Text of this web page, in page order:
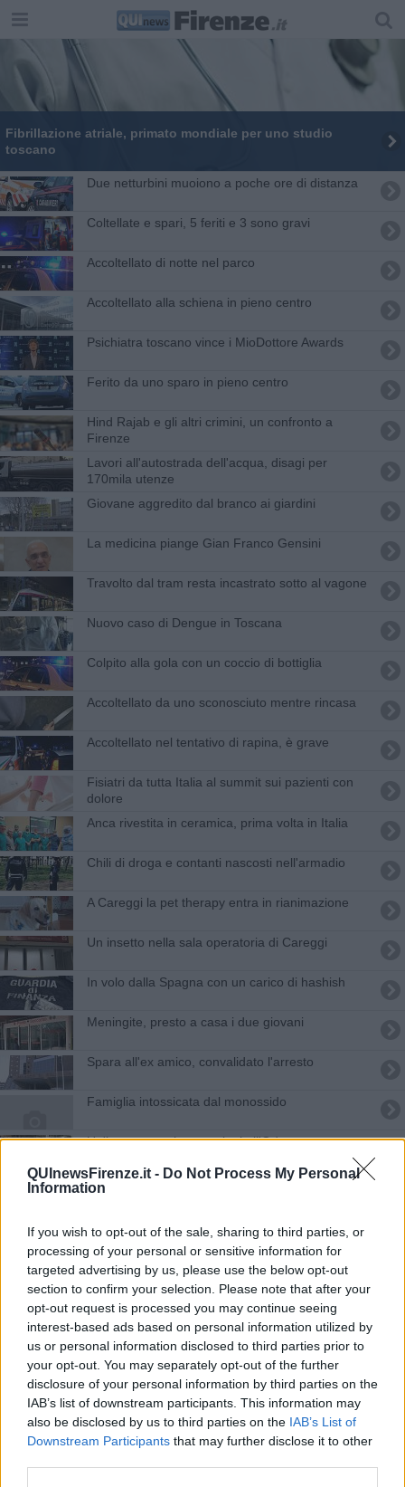
QUInewsFirenze.it - Do Not Process My Personal
Information
If you wish to opt-out of the sale, sharing to third parties, or
processing of your personal or sensitive information for
targeted advertising by us, please use the below opt-out
section to confirm your selection. Please note that after your
opt-out request is processed you may continue seeing
interest-based ads based on personal information utilized by
us or personal information disclosed to third parties prior to
your opt-out. You may separately opt-out of the further
disclosure of your personal information by third parties on the
IAB’s list of downstream participants. This information may
also be disclosed by us to third parties on the IAB’s List of
Downstream Participants that may further disclose it to other
Fibrillazione atriale, primato mondiale per uno studio
toscano
​Due netturbini muoiono a poche ore di distanza
Coltellate e spari, 5 feriti e 3 sono gravi
Accoltellato di notte nel parco
Accoltellato alla schiena in pieno centro
Psichiatra toscano vince i MioDottore Awards
Ferito da uno sparo in pieno centro
Hind Rajab e gli altri crimini, un confronto a
Firenze
Lavori all'autostrada dell'acqua, disagi per
170mila utenze
Giovane aggredito dal branco ai giardini
La medicina piange Gian Franco Gensini
Travolto dal tram resta incastrato sotto al vagone
Nuovo caso di Dengue in Toscana
Colpito alla gola con un coccio di bottiglia
Accoltellato da uno sconosciuto mentre rincasa
Accoltellato nel tentativo di rapina, è grave
Fisiatri da tutta Italia al summit sui pazienti con
dolore
Anca rivestita in ceramica, prima volta in Italia
Chili di droga e contanti nascosti nell'armadio
A Careggi la pet therapy entra in rianimazione
Un insetto nella sala operatoria di Careggi
In volo dalla Spagna con un carico di hashish
Meningite, presto a casa i due giovani
Spara all'ex amico, convalidato l'arresto
Famiglia intossicata dal monossido
Un'incerta grazia, emozioni all'Odeon
A Careggi il ticket si paga con lo smartphone
Il risveglio dell'artificiere ferito dalla bomba
Un timer collegato al pacco bomba
Bomba esplode in faccia a un artificiere
I primi cantieri in città del 2017
La nuova dialisi dell'ospedale di Careggi